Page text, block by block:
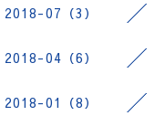
2018-07（3）
2018-04（6）
2018-01（8）